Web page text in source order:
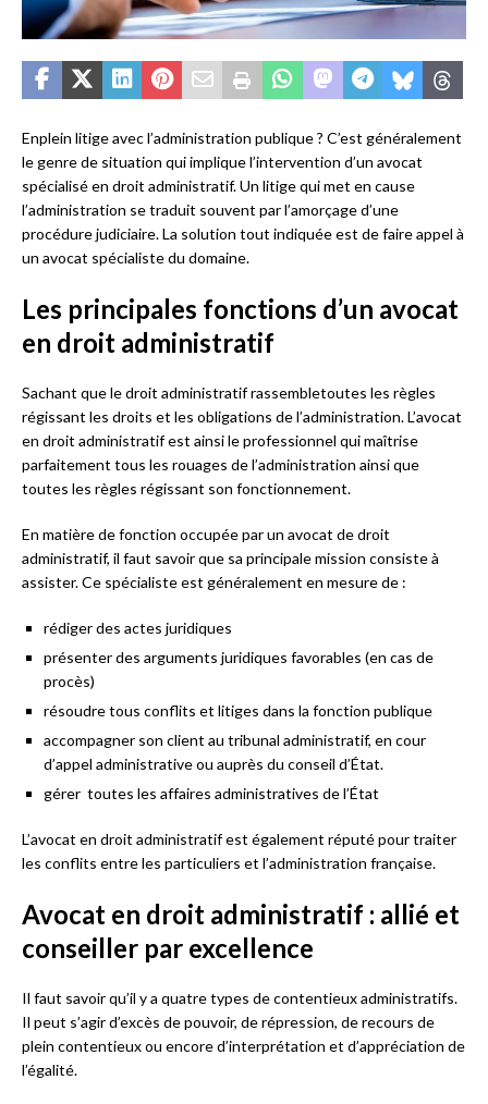
Enplein litige avec l’administration publique ? C’est généralement
le genre de situation qui implique l’intervention d’un avocat
spécialisé en droit administratif. Un litige qui met en cause
l’administration se traduit souvent par l’amorçage d’une
procédure judiciaire. La solution tout indiquée est de faire appel à
un avocat spécialiste du domaine.
Les principales fonctions d’un avocat
en droit administratif
Sachant que le droit administratif rassembletoutes les règles
régissant les droits et les obligations de l’administration. L’avocat
en droit administratif est ainsi le professionnel qui maîtrise
parfaitement tous les rouages de l’administration ainsi que
toutes les règles régissant son fonctionnement.
En matière de fonction occupée par un avocat de droit
administratif, il faut savoir que sa principale mission consiste à
assister. Ce spécialiste est généralement en mesure de :
rédiger des actes juridiques
présenter des arguments juridiques favorables (en cas de
procès)
résoudre tous conflits et litiges dans la fonction publique
accompagner son client au tribunal administratif, en cour
d’appel administrative ou auprès du conseil d’État.
gérer toutes les affaires administratives de l’État
L’avocat en droit administratif est également réputé pour traiter
les conflits entre les particuliers et l’administration française.
Avocat en droit administratif : allié et
conseiller par excellence
Il faut savoir qu’il y a quatre types de contentieux administratifs.
Il peut s’agir d’excès de pouvoir, de répression, de recours de
plein contentieux ou encore d’interprétation et d’appréciation de
l’égalité.